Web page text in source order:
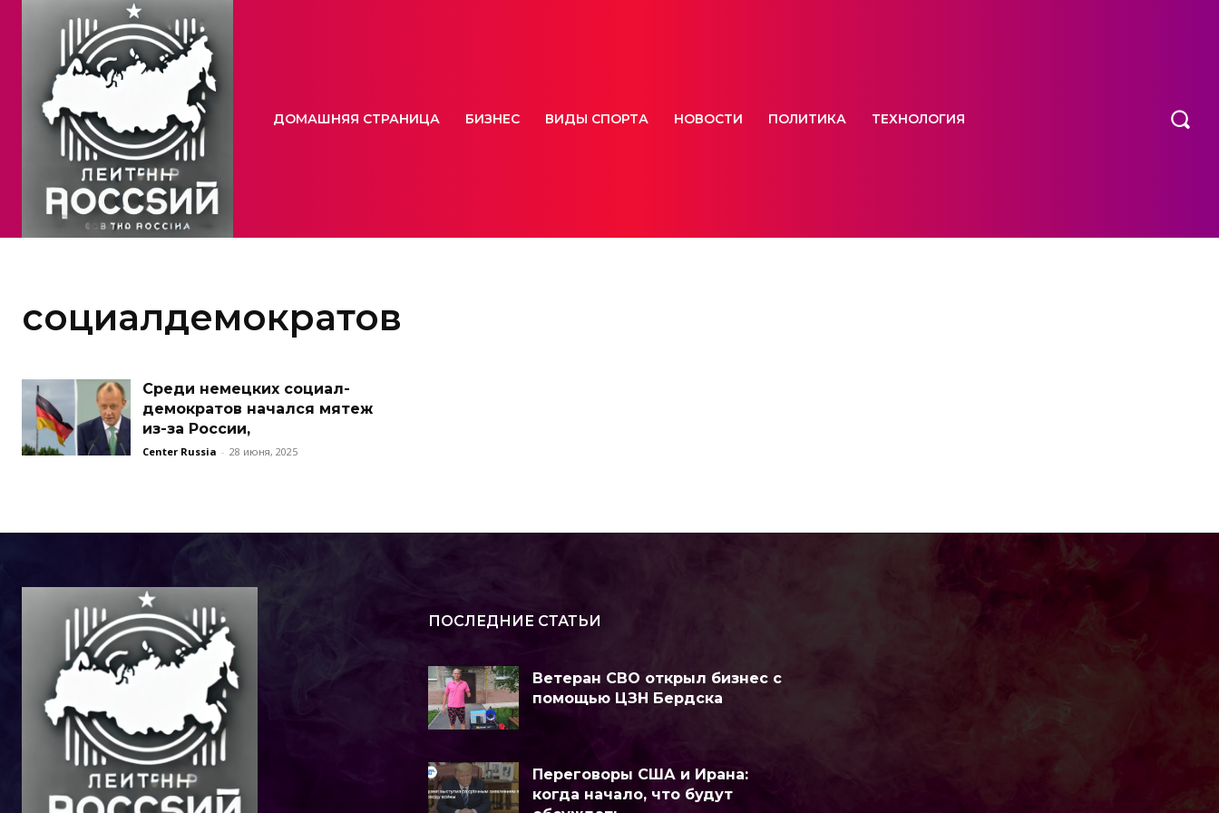
ДОМАШНЯЯ СТРАНИЦА БИЗНЕС ВИДЫ СПОРТА НОВОСТИ ПОЛИТИКА ТЕХНОЛОГИЯ
социалдемократов
Среди немецких социал-
демократов начался мятеж
из-за России,
Center Russia - 28 июня, 2025
ПОСЛЕДНИЕ СТАТЬИ
Ветеран СВО открыл бизнес с
помощью ЦЗН Бердска
Переговоры США и Ирана:
когда начало, что будут